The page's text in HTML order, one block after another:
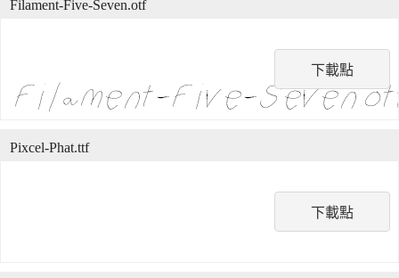
下載點
Filament-Five-Seven.otf
下載點
Pixcel-Phat.ttf